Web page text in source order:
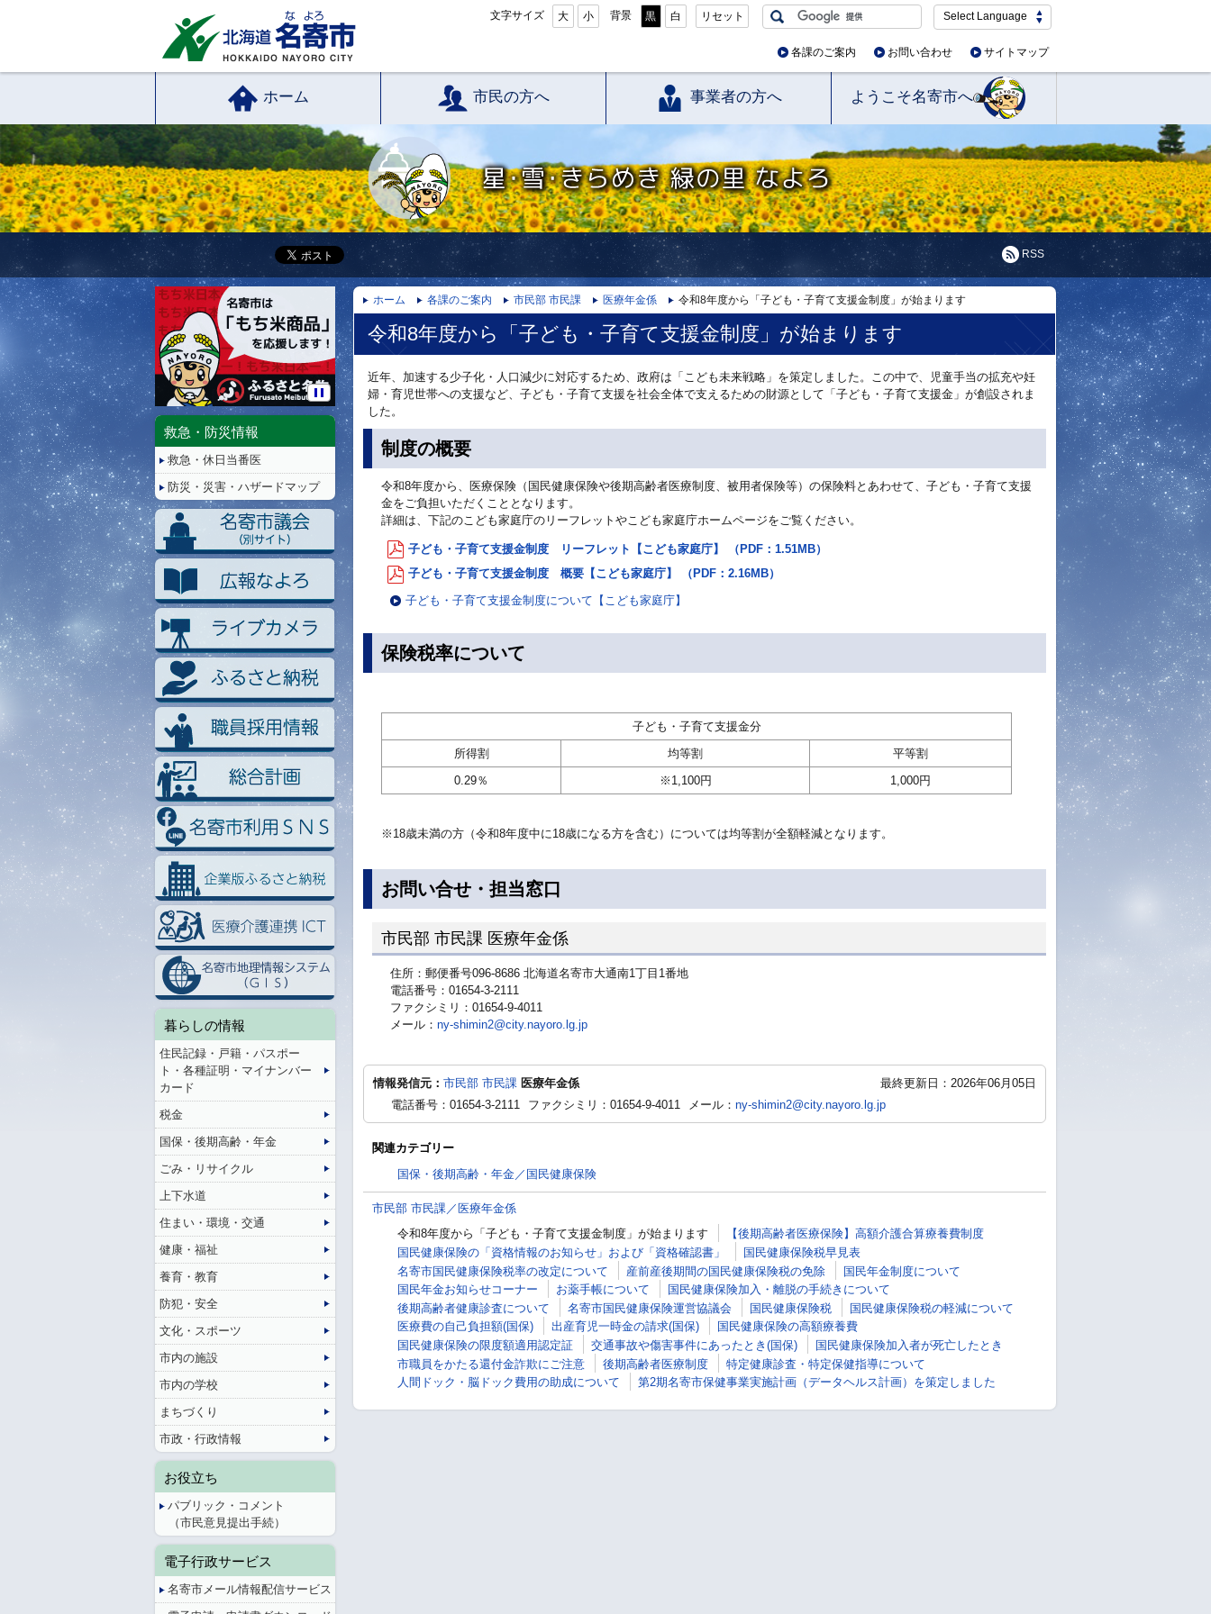
文字サイズ 大 小 背景 黒 白 リセット Select Language
各課のご案内 お問い合わせ サイトマップ
ホーム 市民の方へ 事業者の方へ ようこそ名寄市へ
星・雪・きらめき 緑の里 なよろ
RSS
ホーム 各課のご案内 市民部 市民課 医療年金係 令和8年度から「子ども・子育て支援金制度」が始まります
令和8年度から「子ども・子育て支援金制度」が始まります
近年、加速する少子化・人口減少に対応するため、政府は「こども未来戦略」を策定しました。この中で、児童手当の拡充や妊
婦・育児世帯への支援など、子ども・子育て支援を社会全体で支えるための財源として「子ども・子育て支援金」が創設されま
した。
制度の概要
令和8年度から、医療保険（国民健康保険や後期高齢者医療制度、被用者保険等）の保険料とあわせて、子ども・子育て支援
金をご負担いただくこととなります。
詳細は、下記のこども家庭庁のリーフレットやこども家庭庁ホームページをご覧ください。
子ども・子育て支援金制度 リーフレット【こども家庭庁】 （PDF：1.51MB）
子ども・子育て支援金制度 概要【こども家庭庁】 （PDF：2.16MB）
子ども・子育て支援金制度について【こども家庭庁】
保険税率について
子ども・子育て支援金分
所得割
均等割
平等割
0.29％
※1,100円 1,000円
※18歳未満の方（令和8年度中に18歳になる方を含む）については均等割が全額軽減となります。
お問い合せ・担当窓口
市民部 市民課 医療年金係
住所：郵便番号096-8686 北海道名寄市大通南1丁目1番地
電話番号：01654-3-2111
ファクシミリ：01654-9-4011
メール： ny-shimin2@city.nayoro.lg.jp
最終更新日：2026年06月05日
情報発信元： 市民部 市民課 医療年金係
電話番号：01654-3-2111
ファクシミリ：01654-9-4011 メール： ny-shimin2@city.nayoro.lg.jp
関連カテゴリー
国保・後期高齢・年金／国民健康保険
市民部 市民課／医療年金係
令和8年度から「子ども・子育て支援金制度」が始まります
【後期高齢者医療保険】高額介護合算療養費制度
国民健康保険の「資格情報のお知らせ」および「資格確認書」
国民健康保険税早見表
名寄市国民健康保険税率の改定について
産前産後期間の国民健康保険税の免除
国民年金制度について
国民年金お知らせコーナー
お薬手帳について
国民健康保険加入・離脱の手続きについて
後期高齢者健康診査について
名寄市国民健康保険運営協議会 国民健康保険税
国民健康保険税の軽減について
医療費の自己負担額(国保)
出産育児一時金の請求(国保)
国民健康保険の高額療養費
国民健康保険の限度額適用認定証
交通事故や傷害事件にあったとき(国保)
国民健康保険加入者が死亡したとき
市職員をかたる還付金詐欺にご注意
後期高齢者医療制度
特定健康診査・特定保健指導について
人間ドック・脳ドック費用の助成について
第2期名寄市保健事業実施計画（データヘルス計画）を策定しました
停
再
救急・防災情報
救急・休日当番医
防災・災害・ハザードマップ
暮らしの情報
住民記録・戸籍・パスポー
ト・各種証明・マイナンバー
カード
税金
国保・後期高齢・年金
ごみ・リサイクル
上下水道
住まい・環境・交通
健康・福祉
養育・教育
防犯・安全
文化・スポーツ
市内の施設
市内の学校
まちづくり
市政・行政情報
お役立ち
パブリック・コメント
（市民意見提出手続）
電子行政サービス
名寄市メール情報配信サービス